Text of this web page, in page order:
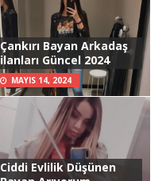
Çankırı Bayan Arkadaş
ilanları Güncel 2024
MAYIS 14, 2024
Ciddi Evlilik Düşünen